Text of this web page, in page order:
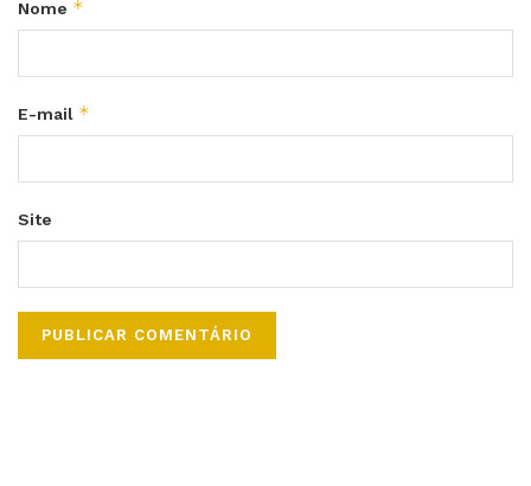
Nome *
E-mail *
Site